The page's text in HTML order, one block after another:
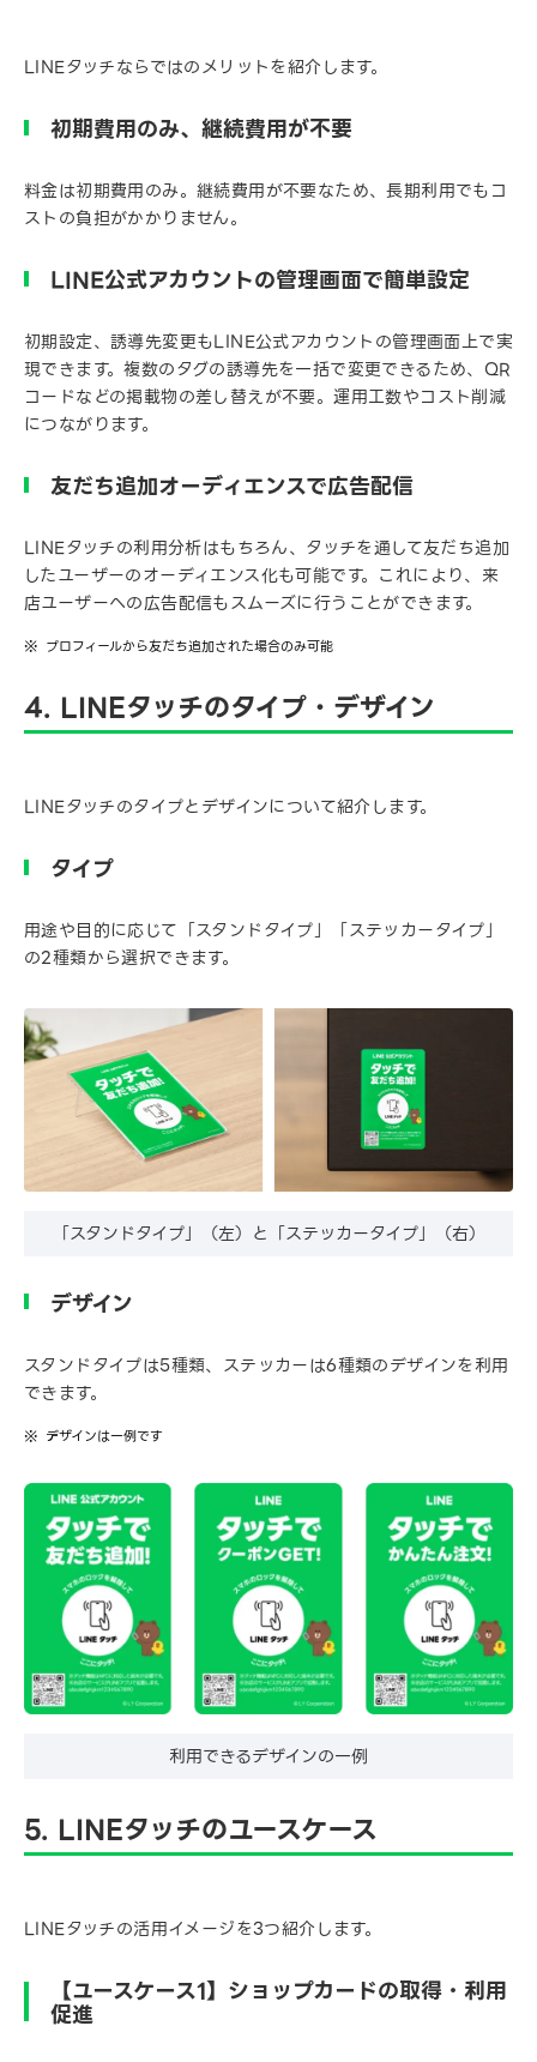
LINEタッチならではのメリットを紹介します。
初期費用のみ、継続費用が不要
料金は初期費用のみ。継続費用が不要なため、長期利用でもコ
ストの負担がかかりません。
LINE公式アカウントの管理画面で簡単設定
初期設定、誘導先変更もLINE公式アカウントの管理画面上で実
現できます。複数のタグの誘導先を一括で変更できるため、QR
コードなどの掲載物の差し替えが不要。運用工数やコスト削減
につながります。
友だち追加オーディエンスで広告配信
LINEタッチの利用分析はもちろん、タッチを通して友だち追加
したユーザーのオーディエンス化も可能です。これにより、来
店ユーザーへの広告配信もスムーズに行うことができます。
プロフィールから友だち追加された場合のみ可能
4. LINEタッチのタイプ・デザイン
LINEタッチのタイプとデザインについて紹介します。
タイプ
用途や目的に応じて「スタンドタイプ」「ステッカータイプ」
の2種類から選択できます。
「スタンドタイプ」（左）と「ステッカータイプ」（右）
デザイン
スタンドタイプは5種類、ステッカーは6種類のデザインを利用
できます。
デザインは一例です
利用できるデザインの一例
5. LINEタッチのユースケース
LINEタッチの活用イメージを3つ紹介します。
【ユースケース1】ショップカードの取得・利用
促進